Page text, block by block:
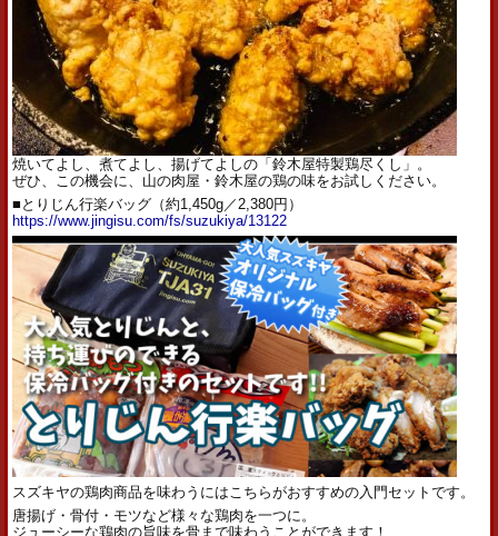
焼いてよし、煮てよし、揚げてよしの「鈴木屋特製鶏尽くし」。
ぜひ、この機会に、山の肉屋・鈴木屋の鶏の味をお試しください。
■とりじん行楽バッグ（約1,450g／2,380円）
https://www.jingisu.com/fs/suzukiya/13122
スズキヤの鶏肉商品を味わうにはこちらがおすすめの入門セッ トです。
唐揚げ・骨付・モツなど様々な鶏肉を一つに。
ジューシーな鶏肉の旨味を骨まで味わうことができます！